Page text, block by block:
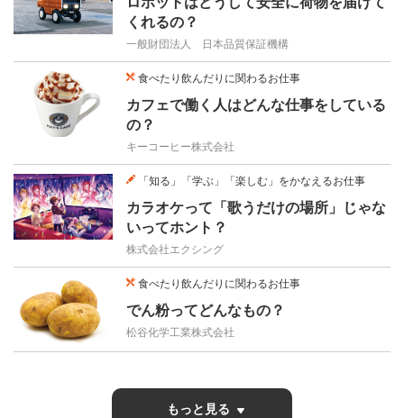
くれるの？
一般財団法人 日本品質保証機構
食べたり飲んだりに関わるお仕事
カフェで働く人はどんな仕事をしている
の？
キーコーヒー株式会社
「知る」「学ぶ」「楽しむ」をかなえるお仕事
カラオケって「歌うだけの場所」じゃな
いってホント？
株式会社エクシング
食べたり飲んだりに関わるお仕事
でん粉ってどんなもの？
松谷化学工業株式会社
もっと見る